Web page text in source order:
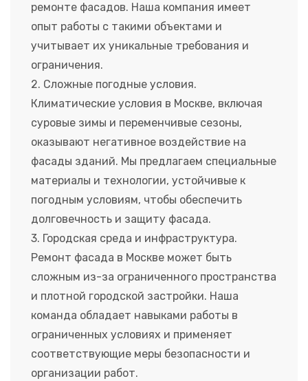
ремонте фасадов. Наша компания имеет
опыт работы с такими объектами и
учитывает их уникальные требования и
ограничения.
2. Сложные погодные условия.
Климатические условия в Москве, включая
суровые зимы и переменчивые сезоны,
оказывают негативное воздействие на
фасады зданий. Мы предлагаем специальные
материалы и технологии, устойчивые к
погодным условиям, чтобы обеспечить
долговечность и защиту фасада.
3. Городская среда и инфраструктура.
Ремонт фасада в Москве может быть
сложным из-за ограниченного пространства
и плотной городской застройки. Наша
команда обладает навыками работы в
ограниченных условиях и применяет
соответствующие меры безопасности и
организации работ.